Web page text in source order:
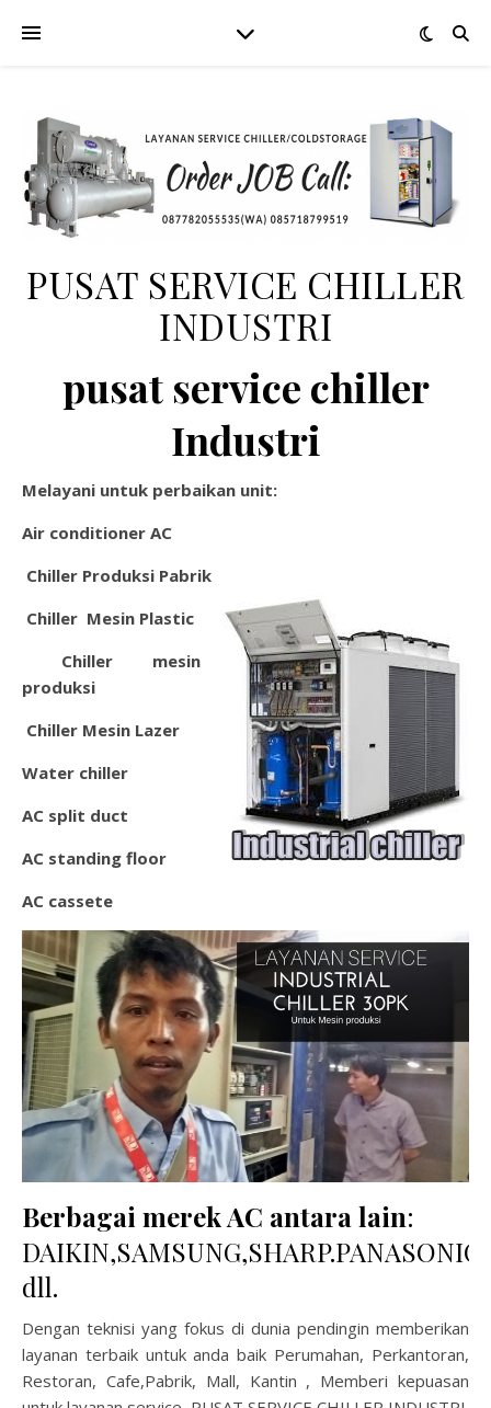
PUSAT SERVICE CHILLER
INDUSTRI
pusat service chiller
Industri
Melayani untuk perbaikan unit:
Air conditioner AC
Chiller Produksi Pabrik
Chiller Mesin Plastic
Chiller mesin
produksi
Chiller Mesin Lazer
Water chiller
AC split duct
AC standing floor
AC cassete
Berbagai merek AC antara lain:
dll.
Dengan teknisi yang fokus di dunia pendingin memberikan
layanan terbaik untuk anda baik Perumahan, Perkantoran,
Restoran, Cafe,Pabrik, Mall, Kantin , Memberi kepuasan